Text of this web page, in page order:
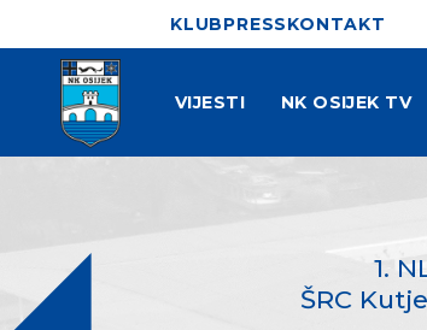
KLUBPRESSKONTAKT
VIJESTI NK OSIJEK TV
1.
ŠRC